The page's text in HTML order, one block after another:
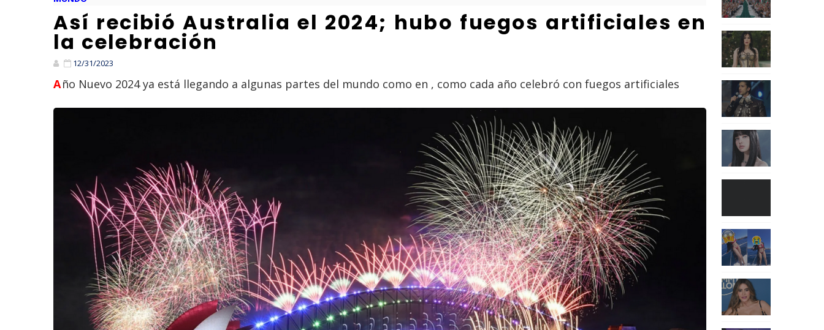
Así recibió Australia el 2024; hubo fuegos artificiales en
la celebración
12/31/2023
Año Nuevo 2024 ya está llegando a algunas partes del mundo como en , como cada año celebró con fuegos artificiales